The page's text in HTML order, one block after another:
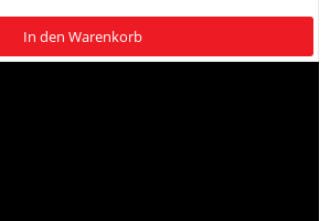
In den Warenkorb